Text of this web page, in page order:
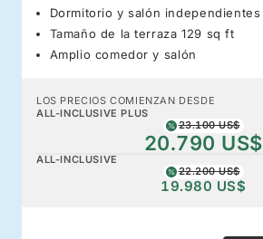
Dormitorio y salón independientes
Tamaño de la terraza 129 sq ft
Amplio comedor y salón
LOS PRECIOS COMIENZAN DESDE
ALL-INCLUSIVE PLUS
23.100 US$
20.790 US$
ALL-INCLUSIVE
22.200 US$
19.980 US$